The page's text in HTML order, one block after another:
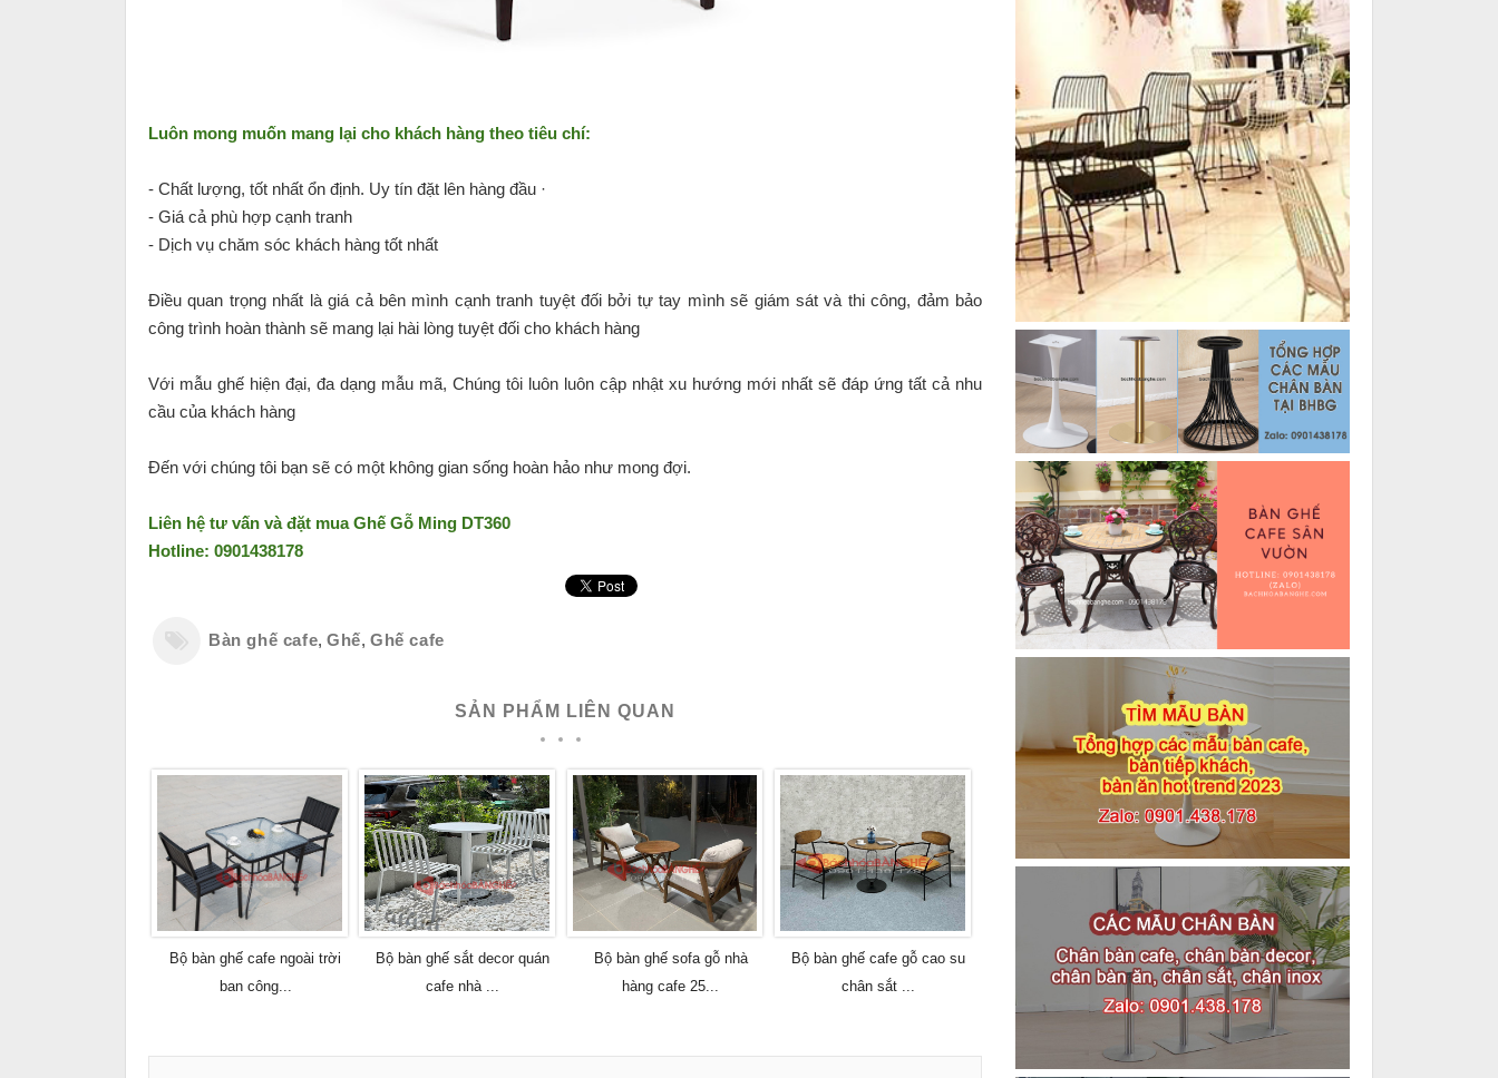
Luôn mong muốn mang lại cho khách hàng theo tiêu chí:
- Chất lượng, tốt nhất ổn định. Uy tín đặt lên hàng đầu ·
- Giá cả phù hợp cạnh tranh
- Dịch vụ chăm sóc khách hàng tốt nhất
Điều quan trọng nhất là giá cả bên mình cạnh tranh tuyệt đối bởi tự tay mình sẽ giám sát và thi công, đảm bảo
công trình hoàn thành sẽ mang lại hài lòng tuyệt đối cho khách hàng
Với mẫu ghế hiện đại, đa dạng mẫu mã, Chúng tôi luôn luôn cập nhật xu hướng mới nhất sẽ đáp ứng tất cả nhu
cầu của khách hàng
Đến với chúng tôi bạn sẽ có một không gian sống hoàn hảo như mong đợi.
Liên hệ tư vấn và đặt muaGhế Gỗ Ming DT360
Hotline: 0901438178
Bàn ghế cafe,Ghế,Ghế cafe
SẢN PHẨM LIÊN QUAN
Bộ bàn ghế cafe ngoài trời
ban công...
Bộ bàn ghế sắt decor quán
cafe nhà ...
Bộ bàn ghế sofa gỗ nhà
hàng cafe 25...
Bộ bàn ghế cafe gỗ cao su
chân sắt ...